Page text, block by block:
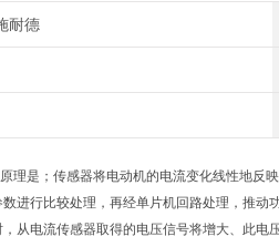
耐德
理是；传感器将电动机的电流变化线性地反
进行比较处理，再经单片机回路处理，推动
从电流传感器取得的电压信号将增大、此